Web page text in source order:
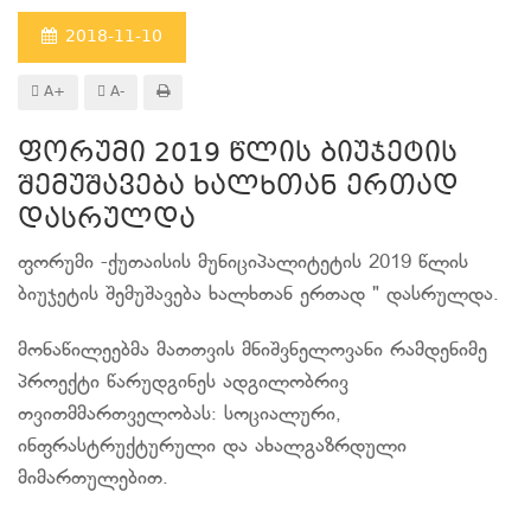
2018-11-10
A+ A-
ფორუმი 2019 წლის ბიუჯეტის
შემუშავება ხალხთან ერთად
დასრულდა
ფორუმი -ქუთაისის მუნიციპალიტეტის 2019 წლის
ბიუჯეტის შემუშავება ხალხთან ერთად " დასრულდა.
მონაწილეებმა მათთვის მნიშვნელოვანი რამდენიმე
პროექტი წარუდგინეს ადგილობრივ
თვითმმართველობას: სოციალური,
ინფრასტრუქტურული და ახალგაზრდული
მიმართულებით.